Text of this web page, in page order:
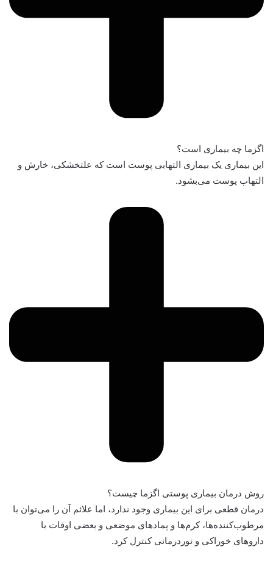
اگزما چه بیماری است؟
این بیماری یک بیماری التهابی پوست است که علتخشکی، خارش و
التهاب پوست می‌بشود.
روش درمان بیماری پوستی اگزما چیست؟
درمان قطعی برای این بیماری وجود ندارد، اما علائم آن را می‌توان با
مرطوب‌کننده‌ها، کرم‌ها و پمادهای موضعی و بعضی اوقات با
داروهای خوراکی و نوردرمانی کنترل کرد.